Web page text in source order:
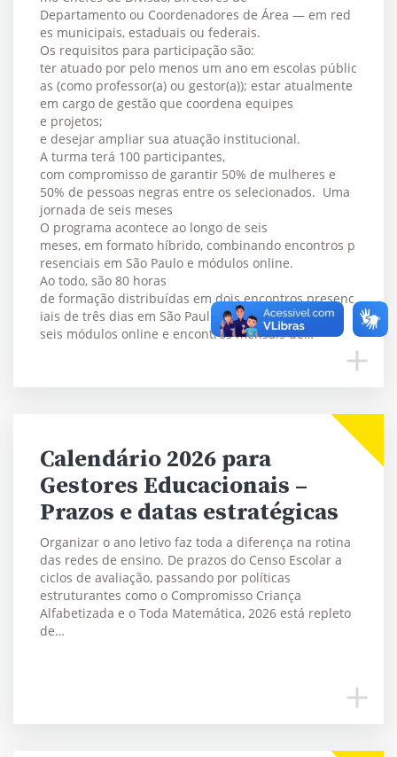
Departamento ou Coordenadores de Área — em red
es municipais, estaduais ou federais.
Os requisitos para participação são:
ter atuado por pelo menos um ano em escolas públic
as (como professor(a) ou gestor(a)); estar atualmente
em cargo de gestão que coordena equipes
e projetos;
e desejar ampliar sua atuação institucional.
A turma terá 100 participantes,
com compromisso de garantir 50% de mulheres e
50% de pessoas negras entre os selecionados. Uma
jornada de seis meses
O programa acontece ao longo de seis
meses, em formato híbrido, combinando encontros p
resenciais em São Paulo e módulos online.
Ao todo, são 80 horas
de formação distribuídas em dois encontros presenc
iais de três dias em São Paulo (junho e dezembro),
seis módulos online e encontros mensais de…
Calendário 2026 para
Gestores Educacionais –
Prazos e datas estratégicas
Organizar o ano letivo faz toda a diferença na rotina
das redes de ensino. De prazos do Censo Escolar a
ciclos de avaliação, passando por políticas
estruturantes como o Compromisso Criança
Alfabetizada e o Toda Matemática, 2026 está repleto
de…